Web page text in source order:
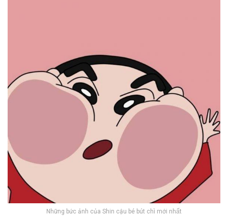
Những bức ảnh của Shin cậu bé bút chì mới nhất